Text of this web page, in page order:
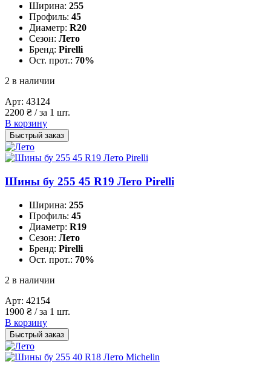
Ширина: 255
Профиль: 45
Диаметр: R20
Сезон: Лето
Бренд: Pirelli
Ост. прот.: 70%
2 в наличии
Арт: 43124
2200 ₴ / за 1 шт.
В корзину
Быстрый заказ
Шины бу 255 45 R19 Лето Pirelli
Ширина: 255
Профиль: 45
Диаметр: R19
Сезон: Лето
Бренд: Pirelli
Ост. прот.: 70%
2 в наличии
Арт: 42154
1900 ₴ / за 1 шт.
В корзину
Быстрый заказ